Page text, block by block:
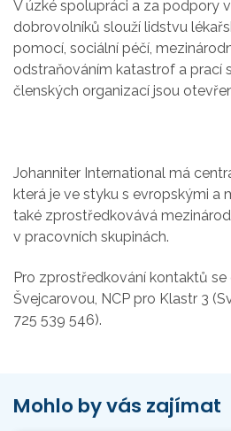
V úzké spolupráci a za podpory
dobrovolníků slouží lidstvu
pomocí, sociální péčí,
odstraňováním katastrof a prací
členských organizací jsou
Johanniter International má
která je ve styku s evropskými a
také zprostředkovává
v pracovních skupinách.
Pro zprostředkování kontaktů se
Švejcarovou, NCP pro Klastr 3
725 539 546).
Mohlo by vás zajímat